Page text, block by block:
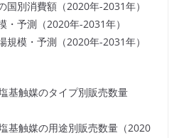
別消費額（2020年-2031年）
予測（2020年-2031年）
模・予測（2020年-2031年）
基触媒のタイプ別販売数量
基触媒の用途別販売数量（2020